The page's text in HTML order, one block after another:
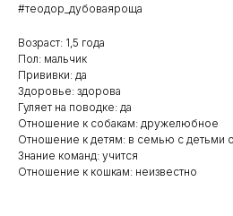
#теодор_дубоваяроща
Возраст: 1,5 года
Пол: мальчик
Прививки: да
Здоровье: здорова
Гуляет на поводке: да
Отношение к собакам: дружелюбное
Отношение к детям: в семью с детьми
Знание команд: учится
Отношение к кошкам: неизвестно